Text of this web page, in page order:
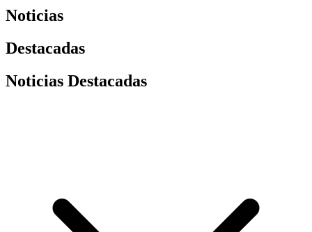
Noticias
Destacadas
Noticias Destacadas